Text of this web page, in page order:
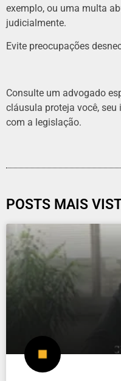
exemplo, ou uma multa
judicialmente.
Evite preocupações
Consulte um advogado
cláusula proteja você,
com a legislação.
POSTS MAIS